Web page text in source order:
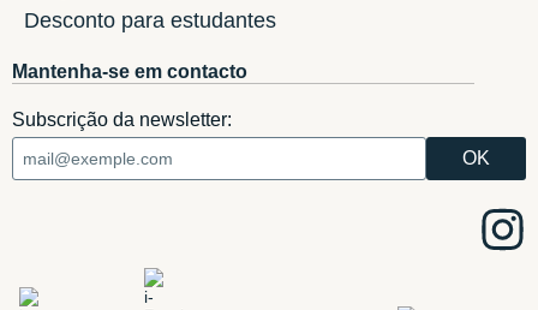
Desconto para estudantes
Mantenha-se em contacto
Subscrição da newsletter: